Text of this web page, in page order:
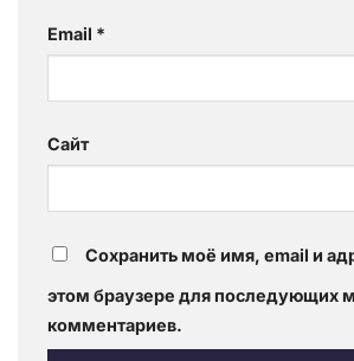
Email *
Сайт
Сохранить моё имя, email и
этом браузере для последующих
комментариев.